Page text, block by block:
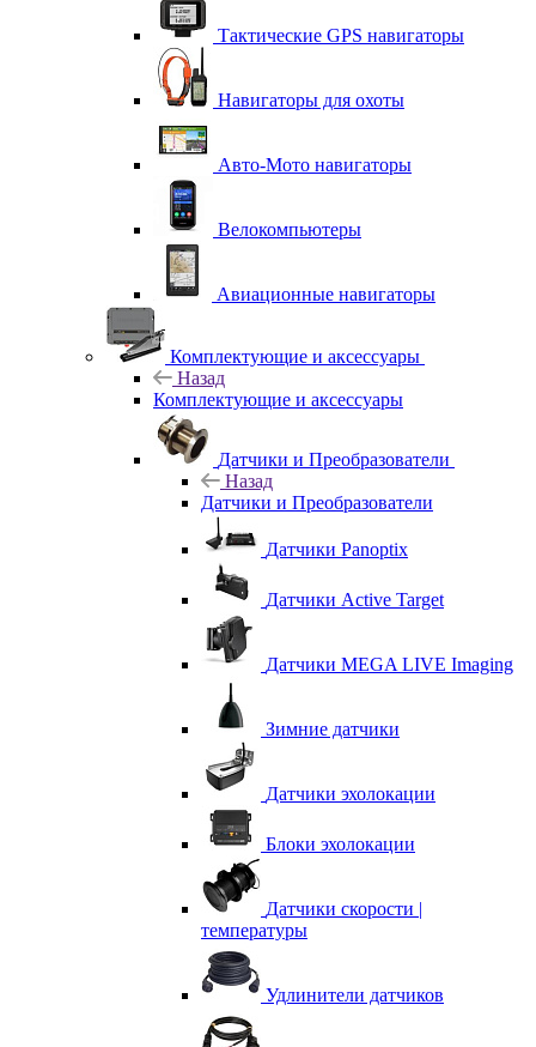
Тактические GPS навигаторы
Навигаторы для охоты
Авто-Мото навигаторы
Велокомпьютеры
Авиационные навигаторы
Комплектующие и аксессуары
Назад
Комплектующие и аксессуары
Датчики и Преобразователи
Назад
Датчики и Преобразователи
Датчики Panoptix
Датчики Active Target
Датчики MEGA LIVE Imaging
Зимние датчики
Датчики эхолокации
Блоки эхолокации
Датчики скорости |
температуры
Удлинители датчиков